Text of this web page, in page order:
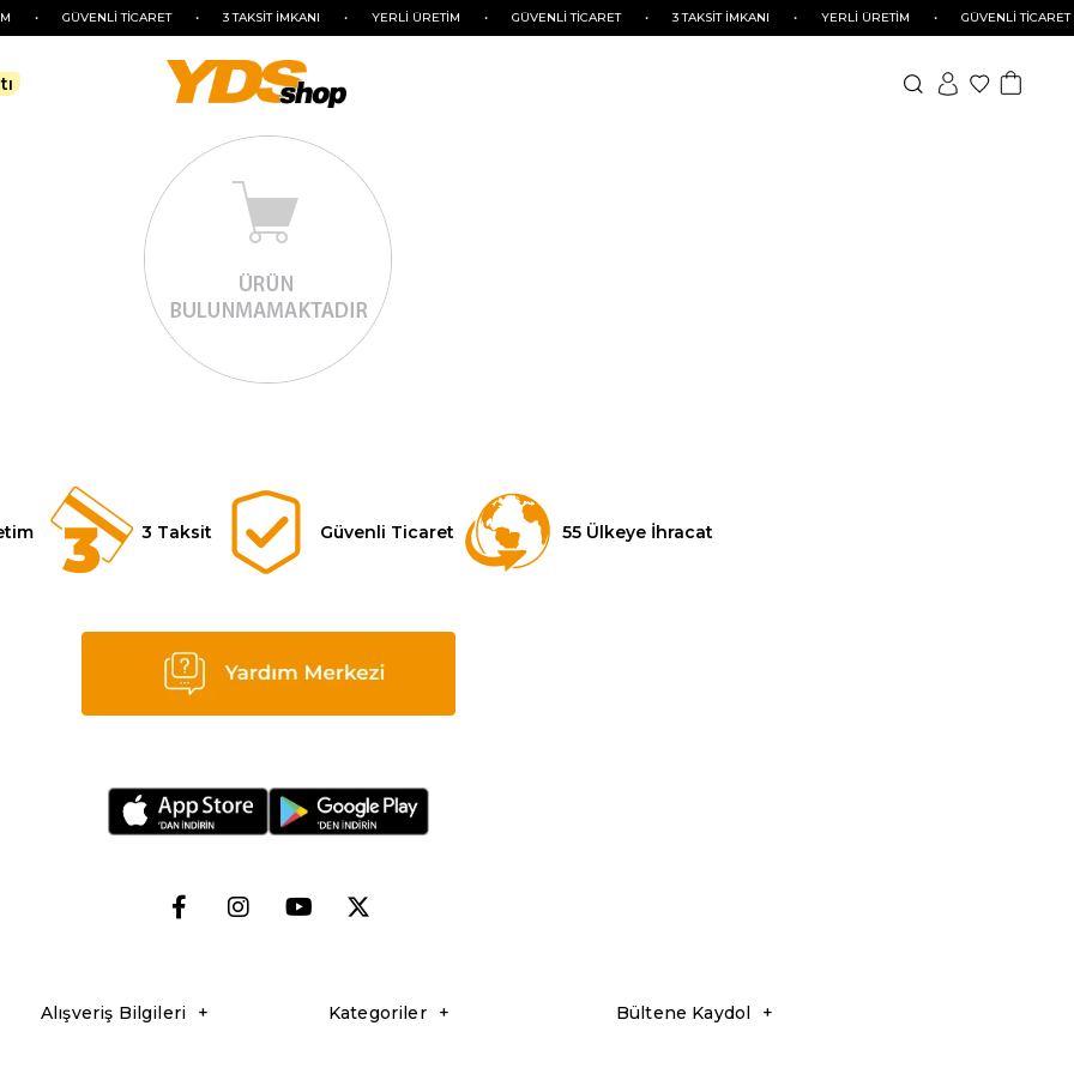
GÜVENLİ TİCARET 3 TAKSİT İMKANI YERLİ ÜRETİM GÜVENLİ TİCARET 3 TAKSİT İMKANI YERLİ ÜRETİM GÜVENLİ TİCARET
3 Taksit Güvenli Ticaret 55 Ülkeye İhracat
Alışveriş Bilgileri Kategoriler Bültene Kaydol